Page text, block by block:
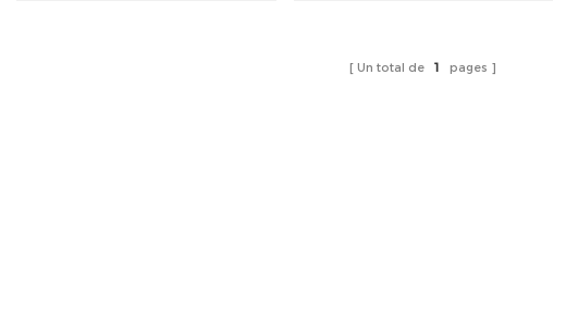
Un total de 1 pages